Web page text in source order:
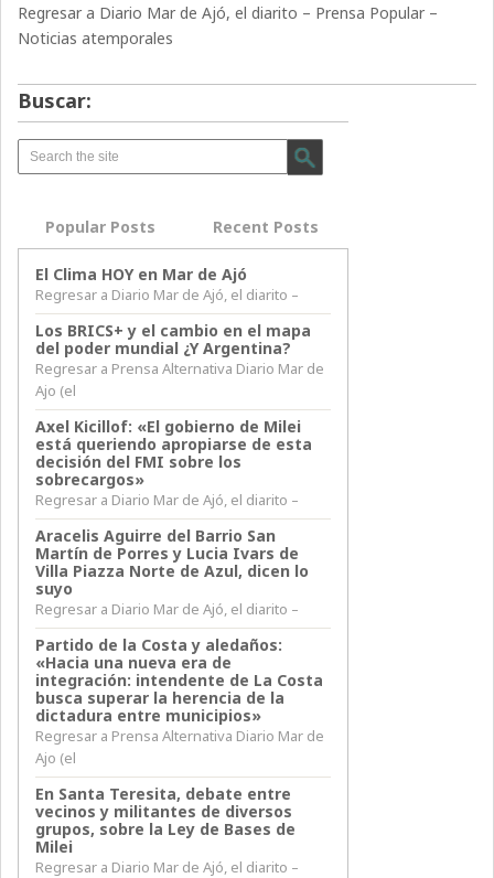
Regresar a Diario Mar de Ajó, el diarito – Prensa Popular –
Noticias atemporales
Buscar:
Popular Posts Recent Posts
El Clima HOY en Mar de Ajó
Regresar a Diario Mar de Ajó, el diarito –
Los BRICS+ y el cambio en el mapa
del poder mundial ¿Y Argentina?
Regresar a Prensa Alternativa Diario Mar de
Ajo (el
Axel Kicillof: «El gobierno de Milei
está queriendo apropiarse de esta
decisión del FMI sobre los
sobrecargos»
Regresar a Diario Mar de Ajó, el diarito –
Aracelis Aguirre del Barrio San
Martín de Porres y Lucia Ivars de
Villa Piazza Norte de Azul, dicen lo
suyo
Regresar a Diario Mar de Ajó, el diarito –
Partido de la Costa y aledaños:
«Hacia una nueva era de
integración: intendente de La Costa
busca superar la herencia de la
dictadura entre municipios»
Regresar a Prensa Alternativa Diario Mar de
Ajo (el
En Santa Teresita, debate entre
vecinos y militantes de diversos
grupos, sobre la Ley de Bases de
Milei
Regresar a Diario Mar de Ajó, el diarito –